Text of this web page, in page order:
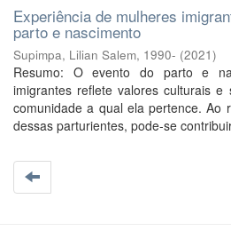
Experiência de mulheres
parto e nascimento
Supimpa, Lilian Salem, 1990- (2021)
Resumo: O evento do parto e
imigrantes reflete valores culturais
comunidade a qual ela pertence. Ao
dessas parturientes, pode-se